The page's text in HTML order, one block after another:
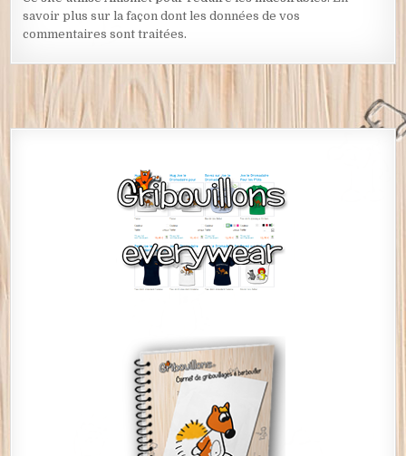
savoir plus sur la façon dont les données de vos
commentaires sont traitées.